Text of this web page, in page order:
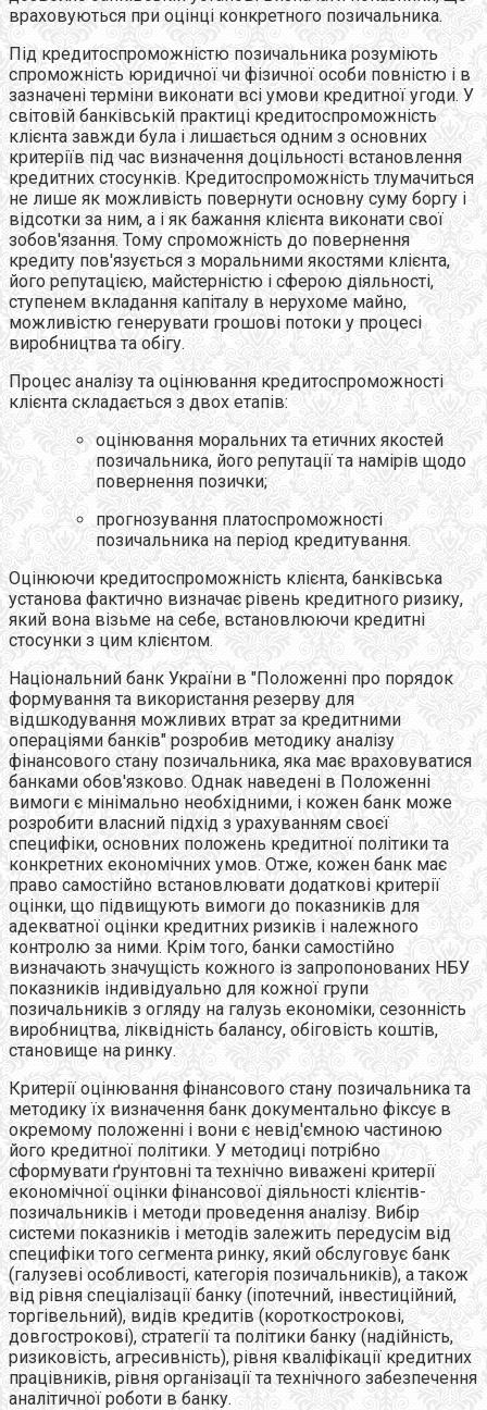
враховуються при оцінці конкретного позичальника.
Під кредитоспроможністю позичальника розуміють
спроможність юридичної чи фізичної особи повністю і в
зазначені терміни виконати всі умови кредитної угоди. У
світовій банківській практиці кредитоспроможність
клієнта завжди була і лишається одним з основних
критеріїв під час визначення доцільності встановлення
кредитних стосунків. Кредитоспроможність тлумачиться
не лише як можливість повернути основну суму боргу і
відсотки за ним, а і як бажання клієнта виконати свої
зобов'язання. Тому спроможність до повернення
кредиту пов'язується з моральними якостями клієнта,
його репутацією, майстерністю і сферою діяльності,
ступенем вкладання капіталу в нерухоме майно,
можливістю генерувати грошові потоки у процесі
виробництва та обігу.
Процес аналізу та оцінювання кредитоспроможності
клієнта складається з двох етапів:
оцінювання моральних та етичних якостей
позичальника, його репутації та намірів щодо
повернення позички;
прогнозування платоспроможності
позичальника на період кредитування.
Оцінюючи кредитоспроможність клієнта, банківська
установа фактично визначає рівень кредитного ризику,
який вона візьме на себе, встановлюючи кредитні
стосунки з цим клієнтом.
Національний банк України в "Положенні про порядок
формування та використання резерву для
відшкодування можливих втрат за кредитними
операціями банків" розробив методику аналізу
фінансового стану позичальника, яка має враховуватися
банками обов'язково. Однак наведені в Положенні
вимоги є мінімально необхідними, і кожен банк може
розробити власний підхід з урахуванням своєї
специфіки, основних положень кредитної політики та
конкретних економічних умов. Отже, кожен банк має
право самостійно встановлювати додаткові критерії
оцінки, що підвищують вимоги до показників для
адекватної оцінки кредитних ризиків і належного
контролю за ними. Крім того, банки самостійно
визначають значущість кожного із запропонованих НБУ
показників індивідуально для кожної групи
позичальників з огляду на галузь економіки, сезонність
виробництва, ліквідність балансу, обіговість коштів,
становище на ринку.
Критерії оцінювання фінансового стану позичальника та
методику їх визначення банк документально фіксує в
окремому положенні і вони є невід'ємною частиною
його кредитної політики. У методиці потрібно
сформувати ґрунтовні та технічно виважені критерії
економічної оцінки фінансової діяльності клієнтів-
позичальників і методи проведення аналізу. Вибір
системи показників і методів залежить передусім від
специфіки того сегмента ринку, який обслуговує банк
(галузеві особливості, категорія позичальників), а також
від рівня спеціалізації банку (іпотечний, інвестиційний,
торгівельний), видів кредитів (короткострокові,
довгострокові), стратегії та політики банку (надійність,
ризиковість, агресивність), рівня кваліфікації кредитних
працівників, рівня організації та технічного забезпечення
аналітичної роботи в банку.